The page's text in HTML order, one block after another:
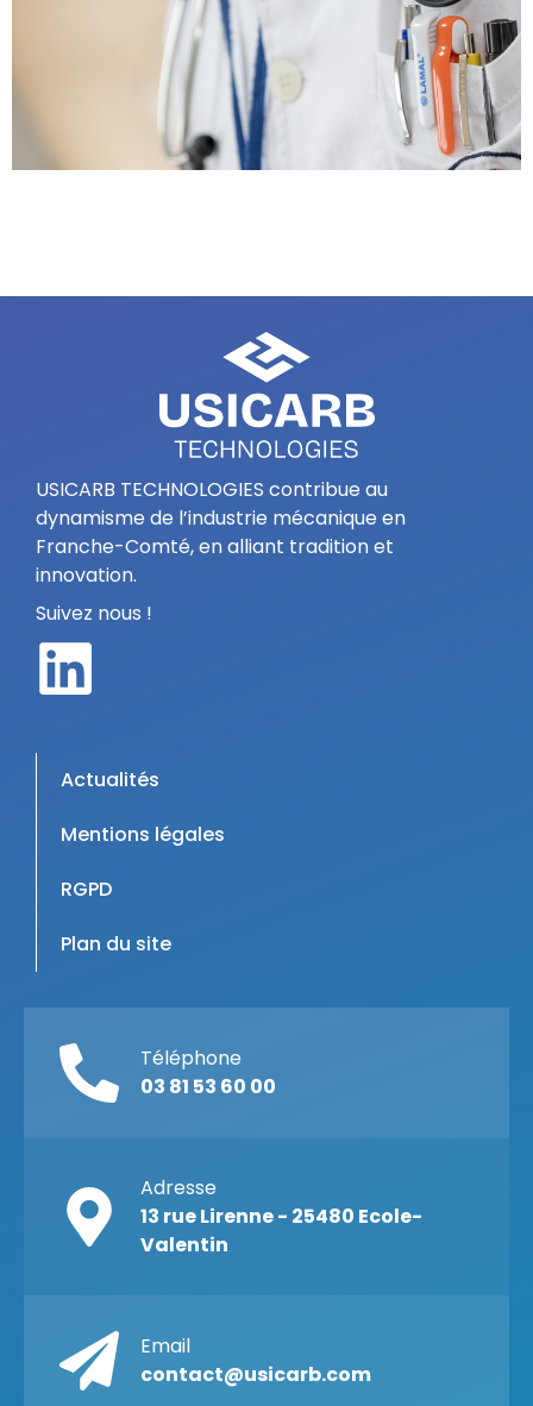
USICARB TECHNOLOGIES contribue au
dynamisme de l’industrie mécanique en
Franche-Comté, en alliant tradition et
innovation.
Suivez nous !
Actualités
Mentions légales
RGPD
Plan du site
Téléphone
03 81 53 60 00
Adresse
13 rue Lirenne - 25480 Ecole-
Valentin
Email
contact@usicarb.com